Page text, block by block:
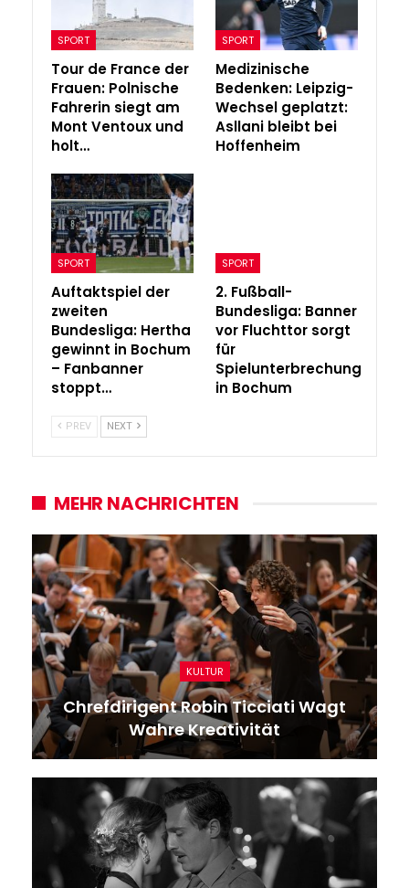
SPORT
Tour de France der
Frauen: Polnische
Fahrerin siegt am
Mont Ventoux und
holt…
SPORT
Medizinische
Bedenken: Leipzig-
Wechsel geplatzt:
Asllani bleibt bei
Hoffenheim
SPORT
Auftaktspiel der
zweiten
Bundesliga: Hertha
gewinnt in Bochum
– Fanbanner
stoppt…
SPORT
2. Fußball-
Bundesliga: Banner
vor Fluchttor sorgt
für
Spielunterbrechung
in Bochum
PREV NEXT
MEHR NACHRICHTEN
KULTUR
Chrefdirigent Robin Ticciati Wagt
Wahre Kreativität